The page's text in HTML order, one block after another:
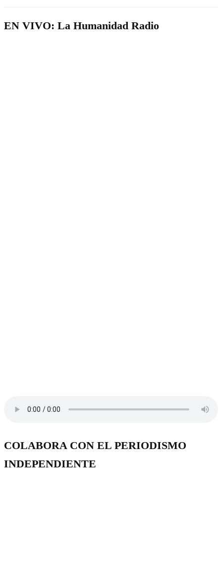
EN VIVO: La Humanidad Radio
COLABORA CON EL PERIODISMO
INDEPENDIENTE